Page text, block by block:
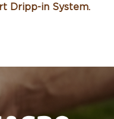
Dripp-in System.